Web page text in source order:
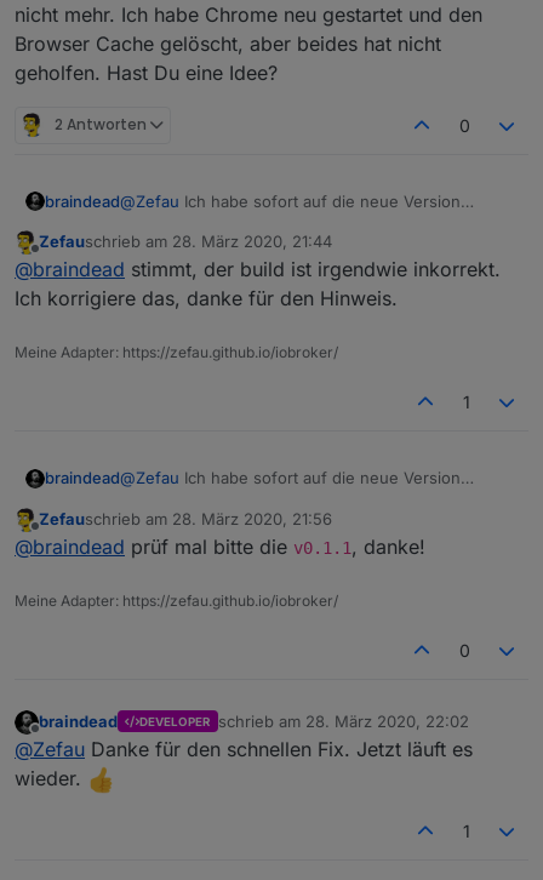
nicht mehr. Ich habe Chrome neu gestartet und den
Browser Cache gelöscht, aber beides hat nicht
geholfen. Hast Du eine Idee?
2 Antworten 0
braindead@Zefau Ich habe sofort auf die neue Version
Up Fenster nicht mehr. Ich habe Chrome neu
gestartet und den Browser Cache gelöscht, aber
beides hat nicht geholfen. Hast Du eine Idee?
Offline
Zefauschrieb am 28. März 2020, 21:44
zuletzt editiert von
@braindead stimmt, der build ist irgendwie inkorrekt.
Ich korrigiere das, danke für den Hinweis.
Meine Adapter: https://zefau.github.io/iobroker/
1
braindead@Zefau Ich habe sofort auf die neue Version
Up Fenster nicht mehr. Ich habe Chrome neu
gestartet und den Browser Cache gelöscht, aber
Offline
Zefauschrieb am 28. März 2020, 21:56
zuletzt editiert von
@braindead prüf mal bitte die v0.1.1, danke!
Meine Adapter: https://zefau.github.io/iobroker/
0
Offline
braindead DEVELOPER schrieb am 28. März 2020, 22:02
zuletzt editiert von
@Zefau Danke für den schnellen Fix. Jetzt läuft es
wieder.
1